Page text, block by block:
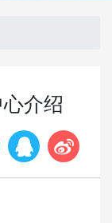
介绍
 